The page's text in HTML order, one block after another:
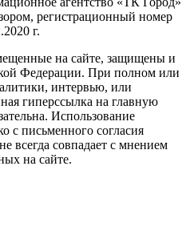
регистрационный номер
г.
на сайте, защищены и
Федерации. При полном или
интервью, или
гиперссылка на главную
Использование
с письменного согласия
всегда совпадает с мнением
на сайте.